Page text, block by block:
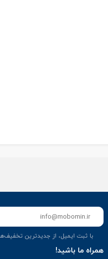
با ثبت ایمیل، از جدید‌ترین
همراه ما باشید!